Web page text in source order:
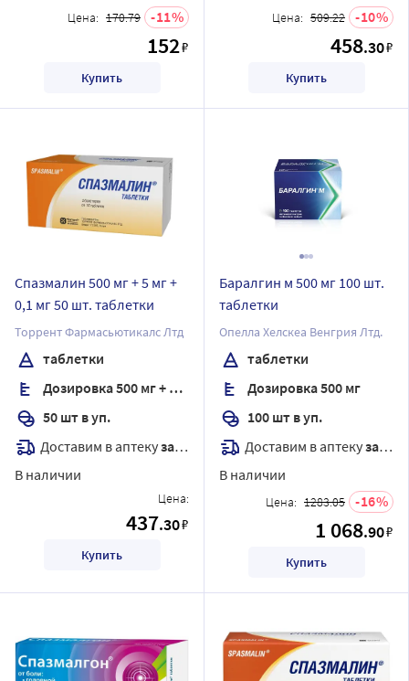
Цена: 170.79 11
152₽
Купить
Цена: 509.22 10
458.30₽
Купить
Спазмалин 500 мг + 5 мг +
0,1 мг 50 шт. таблетки
Торрент Фармасьютикалс Лтд
таблетки
Дозировка 500 мг + 5 мг + 0,1 мг
50 шт в уп.
Доставим в аптекузавтра
В наличии
Цена:
437.30₽
Купить
Баралгин м 500 мг 100 шт.
таблетки
Опелла Хелскеа Венгрия Лтд.
таблетки
Дозировка 500 мг
100 шт в уп.
Доставим в аптекузавтра
В наличии
Цена: 1283.05 16
1 068.90₽
Купить